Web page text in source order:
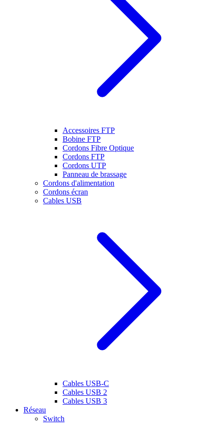
Accessoires FTP
Bobine FTP
Cordons Fibre Optique
Cordons FTP
Cordons UTP
Panneau de brassage
Cordons d'alimentation
Cordons écran
Cables USB
Cables USB-C
Cables USB 2
Cables USB 3
Réseau
Switch